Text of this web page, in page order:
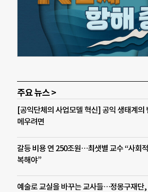
주요 뉴스 >
[공익단체의 사업모델 혁신] 공익 생태계의
메우려면
갈등 비용 연 250조원…최샛별 교수 “사회
복해야”
예술로 교실을 바꾸는 교사들…정몽구재단,